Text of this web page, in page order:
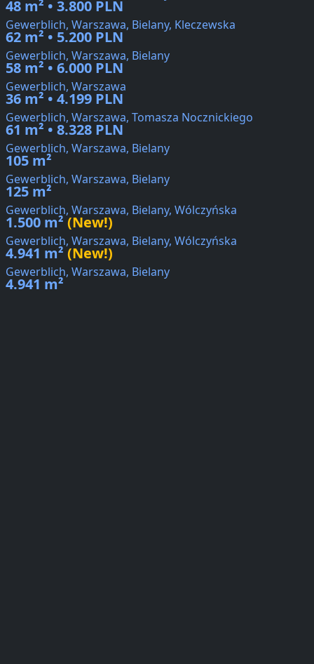
48 m² • 3.800 PLN
Gewerblich, Warszawa, Bielany, Kleczewska
62 m² • 5.200 PLN
Gewerblich, Warszawa, Bielany
58 m² • 6.000 PLN
Gewerblich, Warszawa
36 m² • 4.199 PLN
Gewerblich, Warszawa, Tomasza Nocznickiego
61 m² • 8.328 PLN
Gewerblich, Warszawa, Bielany
105 m²
Gewerblich, Warszawa, Bielany
125 m²
Gewerblich, Warszawa, Bielany, Wólczyńska
1.500 m² (New!)
Gewerblich, Warszawa, Bielany, Wólczyńska
4.941 m² (New!)
Gewerblich, Warszawa, Bielany
4.941 m²